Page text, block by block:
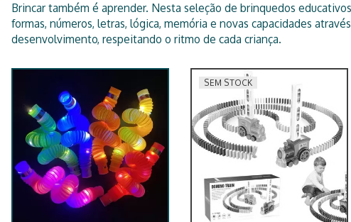
Brincar também é aprender. Nesta seleção de brinquedos
formas, números, letras, lógica, memória e novas capacidades
desenvolvimento, respeitando o ritmo de cada criança.
SEM STOCK